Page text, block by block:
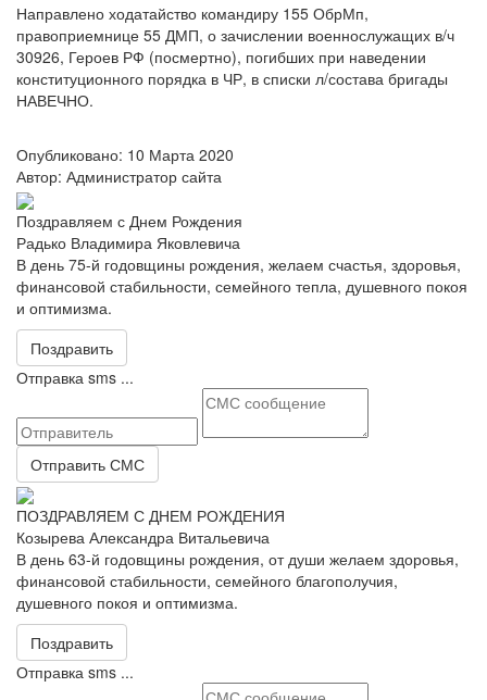
Направлено ходатайство командиру 155 ОбрМп,
правоприемнице 55 ДМП, о зачислении военнослужащих в/ч
30926, Героев РФ (посмертно), погибших при наведении
конституционного порядка в ЧР, в списки л/состава бригады
НАВЕЧНО.
Опубликовано: 10 Марта 2020
Автор: Администратор сайта
Поздравляем с Днем Рождения
Радько Владимира Яковлевича
В день 75-й годовщины рождения, желаем счастья, здоровья,
финансовой стабильности, семейного тепла, душевного покоя
и оптимизма.
Поздравить
Отправка sms ...
Отправить СМС
ПОЗДРАВЛЯЕМ С ДНЕМ РОЖДЕНИЯ
Козырева Александра Витальевича
В день 63-й годовщины рождения, от души желаем здоровья,
финансовой стабильности, семейного благополучия,
душевного покоя и оптимизма.
Поздравить
Отправка sms ...